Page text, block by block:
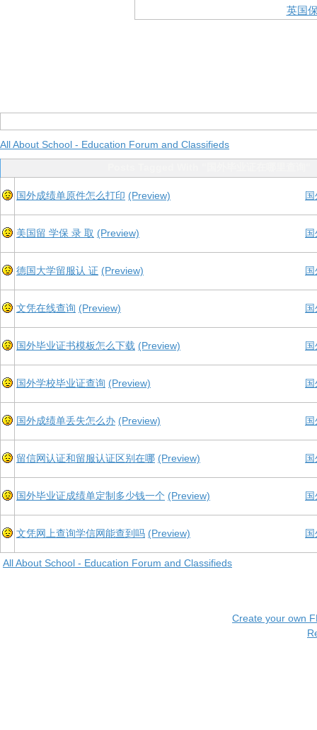
英国
All About School - Education Forum and Classifieds
国外成绩单原件怎么打印 (Preview)
美国留 学保 录 取 (Preview)
德国大学留服认 证 (Preview)
文凭在线查询 (Preview)
国外毕业证书模板怎么下载 (Preview)
国外学校毕业证查询 (Preview)
国外成绩单丢失怎么办 (Preview)
留信网认证和留服认证区别在哪 (Preview)
国外毕业证成绩单定制多少钱一个 (Preview)
文凭网上查询学信网能查到吗 (Preview)
All About School - Education Forum and Classifieds
Create your own